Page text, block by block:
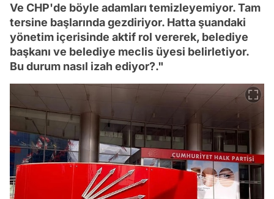
Ve CHP'de böyle adamları temizleyemiyor. Tam
tersine başlarında gezdiriyor. Hatta şuandaki
yönetim içerisinde aktif rol vererek, belediye
başkanı ve belediye meclis üyesi belirletiyor.
Bu durum nasıl izah ediyor?."